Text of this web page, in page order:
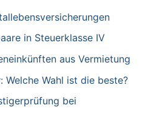
in Steuerklasse IV
aus Vermietung
Welche Wahl ist die beste?
bei